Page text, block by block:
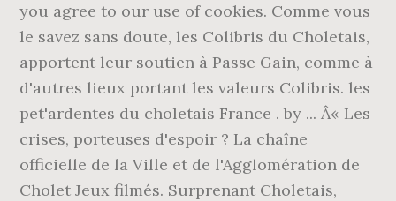
you agree to our use of cookies. Comme vous
le savez sans doute, les Colibris du Choletais,
apportent leur soutien à Passe Gain, comme à
d'autres lieux portant les valeurs Colibris. les
pet'ardentes du choletais France . by ... Â« Les
crises, porteuses d'espoir ? La chaîne
officielle de la Ville et de l'Agglomération de
Cholet Jeux filmés. Surprenant Choletais,